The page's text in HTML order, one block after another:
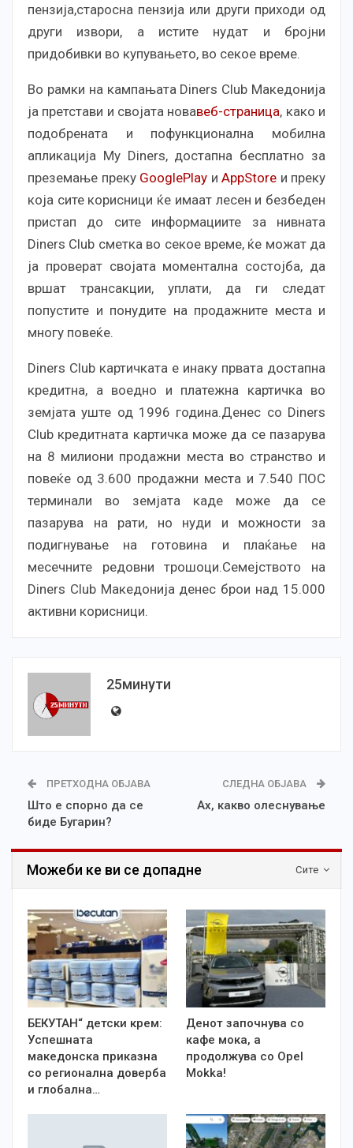
пензија,старосна пензија или други приходи од
други извори, а истите нудат и бројни
придобивки во купувањето, во секое време.
Во рамки на кампањата Diners Club Македонија
ја претстави и својата новавеб-страница, како и
подобрената и пофункционална мобилна
апликација My Diners, достапна бесплатно за
преземање преку GooglePlay и AppStore и преку
која сите корисници ќе имаат лесен и безбеден
пристап до сите информациите за нивната
Diners Club сметка во секое време, ќе можат да
ја проверат својата моментална состојба, да
вршат трансакции, уплати, да ги следат
попустите и понудите на продажните места и
многу повеќе.
Diners Club картичката е инаку првата достапна
кредитна, а воедно и платежна картичка во
земјата уште од 1996 година.Денес со Diners
Club кредитната картичка може да се пазарува
на 8 милиони продажни места во странство и
повеќе од 3.600 продажни места и 7.540 ПОС
терминали во земјата каде може да се
пазарува на рати, но нуди и можности за
подигнување на готовина и плаќање на
месечните редовни трошоци.Семејството на
Diners Club Македонија денес брои над 15.000
активни корисници.
25минути
ПРЕТХОДНА ОБЈАВА
Што е спорно да се
биде Бугарин?
СЛЕДНА ОБЈАВА
Ах, какво олеснување
Сите
Можеби ке ви се допадне
БЕКУТАН“ детски крем:
Успешната
македонска приказна
со регионална доверба
и глобална…
Денот започнува со
кафе мока, а
продолжува со Opel
Mokka!